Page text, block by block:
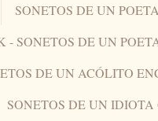
SONETOS DE UN
- SONETOS DE UN
DE UN ACÓLITO
SONETOS DE UN